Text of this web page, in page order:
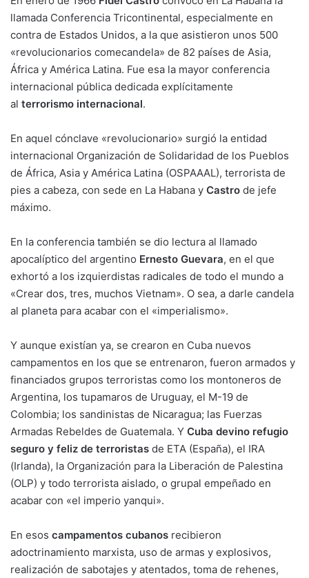
llamada Conferencia Tricontinental, especialmente en
contra de Estados Unidos, a la que asistieron unos 500
«revolucionarios comecandela» de 82 países de Asia,
África y América Latina. Fue esa la mayor conferencia
internacional pública dedicada explícitamente
al terrorismo internacional.
En aquel cónclave «revolucionario» surgió la entidad
internacional Organización de Solidaridad de los Pueblos
de África, Asia y América Latina (OSPAAAL), terrorista de
pies a cabeza, con sede en La Habana y Castro de jefe
máximo.
En la conferencia también se dio lectura al llamado
apocalíptico del argentino Ernesto Guevara, en el que
exhortó a los izquierdistas radicales de todo el mundo a
«Crear dos, tres, muchos Vietnam». O sea, a darle candela
al planeta para acabar con el «imperialismo».
Y aunque existían ya, se crearon en Cuba nuevos
campamentos en los que se entrenaron, fueron armados y
financiados grupos terroristas como los montoneros de
Argentina, los tupamaros de Uruguay, el M-19 de
Colombia; los sandinistas de Nicaragua; las Fuerzas
Armadas Rebeldes de Guatemala. Y Cuba devino refugio
seguro y feliz de terroristas de ETA (España), el IRA
(Irlanda), la Organización para la Liberación de Palestina
(OLP) y todo terrorista aislado, o grupal empeñado en
acabar con «el imperio yanqui».
En esos campamentos cubanos recibieron
adoctrinamiento marxista, uso de armas y explosivos,
realización de sabotajes y atentados, toma de rehenes,